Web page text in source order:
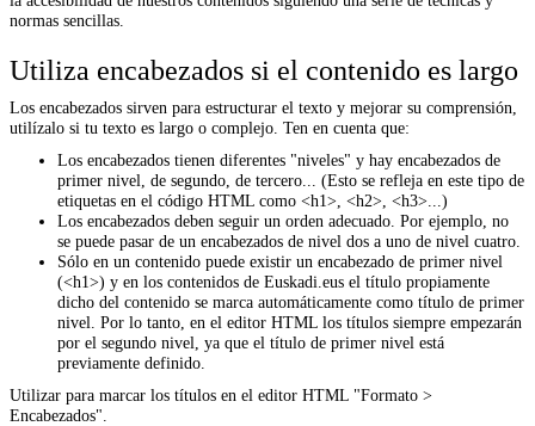
normas sencillas.
Utiliza encabezados si el contenido es largo
Los encabezados sirven para estructurar el texto y mejorar su comprensión,
utilízalo si tu texto es largo o complejo. Ten en cuenta que:
Los encabezados tienen diferentes "niveles" y hay encabezados de
primer nivel, de segundo, de tercero... (Esto se refleja en este tipo de
etiquetas en el código HTML como <h1>, <h2>, <h3>...)
Los encabezados deben seguir un orden adecuado. Por ejemplo, no
se puede pasar de un encabezados de nivel dos a uno de nivel cuatro.
Sólo en un contenido puede existir un encabezado de primer nivel
(<h1>) y en los contenidos de Euskadi.eus el título propiamente
dicho del contenido se marca automáticamente como título de primer
nivel. Por lo tanto, en el editor HTML los títulos siempre empezarán
por el segundo nivel, ya que el título de primer nivel está
previamente definido.
Utilizar para marcar los títulos en el editor HTML "Formato >
Encabezados".